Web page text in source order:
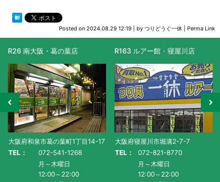
Posted on 2024.08.29 12:19 by つりどうぐ一休 Perma Link
R26 南大阪・葛の葉店
大阪府和泉市葛の葉町1丁目14-17
TEL：
072-541-1268
月～木曜日
12:00～22:00
R163 ルアー館・寝屋川店
大阪府寝屋川市堀溝2-7-7
TEL：
072-821-8770
月～木曜日
12:00～22:00